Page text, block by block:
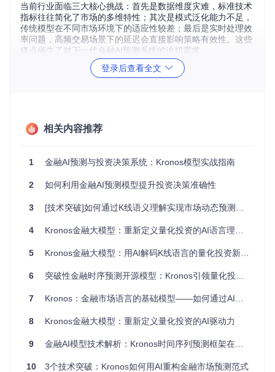
当前行业面临三大核心挑战：首先是数据维度灾难，标准技术
指标往往简化了市场的多维特性；其次是模式泛化能力不足，
传统模型在不同市场环境下的适应性较差；最后是实时处理效
率问题，高频交易场景下的延迟会直接影响策略有效性。这些
痛点催生了对下一代金融AI预测系统的迫切需求。
技术原理揭秘：数据预处理与模型架构的创新突
Encoder将OHLCV数据分解为粗粒度和细粒度子令牌，实现金
的微观特征，还捕捉了市场趋势的宏观结构。
图1：Kronos的K线令牌化与自回归预训练架构，展示了从原
始数据到预测结果的完整转化过程
因果Transformer：突破传统序列模型的局限
之处？模型通过交叉注意力头和 Intra-Block 结构设计，实现
注历史数据中的关键转折点和细微波动，在保持预测精度的同
实战应用指南：模型调优与部署的完整流程
环境配置与基础调用
登录后查看全文
相关内容推荐
1 金融AI预测与投资决策系统：Kronos模型实战指南
2 如何利用金融AI预测模型提升投资决策准确性
3 [技术突破]如何通过K线语义理解实现市场动态预测：Kronos的金融语言模型革命
4 Kronos金融大模型：重新定义量化投资的AI语言理解系统
5 Kronos金融大模型：用AI解码K线语言的量化投资新范式
6 突破性金融时序预测开源模型：Kronos引领量化投资新范式
7 Kronos：金融市场语言的基础模型——如何通过AI技术重构量化投资逻辑
8 Kronos金融大模型：重新定义量化投资的AI驱动力
9 金融AI模型技术解析：Kronos时间序列预测框架在量化投资中的创新应用
10 3个技术突破：Kronos如何用AI重构金融市场预测范式